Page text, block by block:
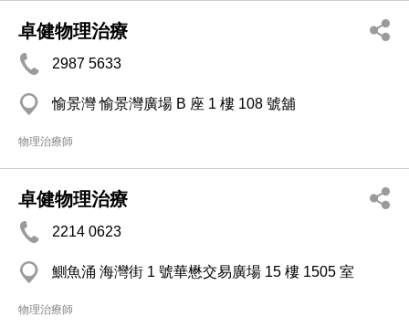
卓健物理治療
2987 5633
愉景灣 愉景灣廣場 B 座 1 樓 108 號舖
物理治療師
卓健物理治療
2214 0623
鰂魚涌 海灣街 1 號華懋交易廣場 15 樓 1505 室
物理治療師